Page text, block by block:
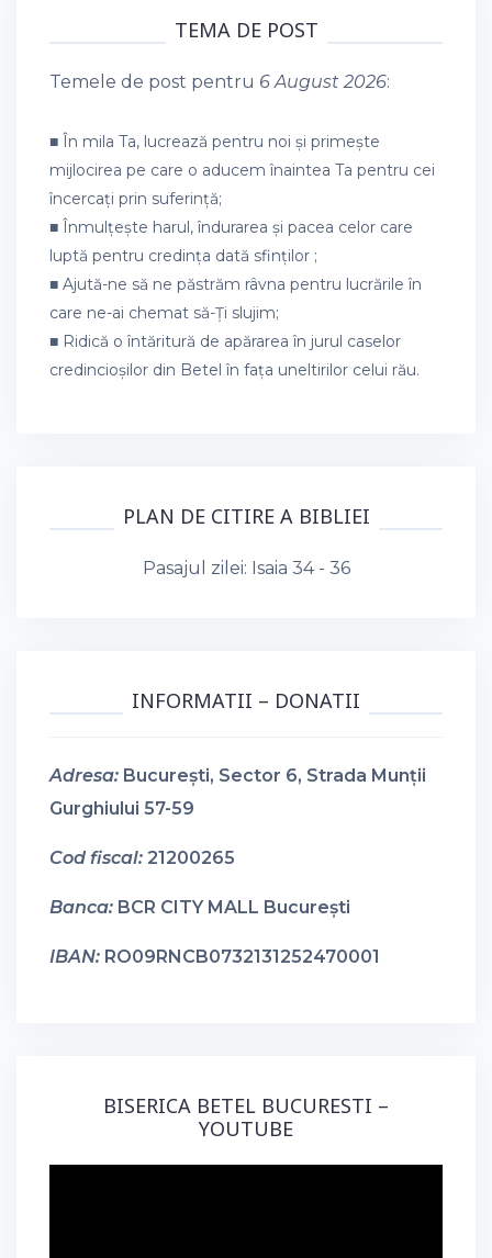
TEMA DE POST
Temele de post pentru 6 August 2026:
■ În mila Ta, lucrează pentru noi și primește
mijlocirea pe care o aducem înaintea Ta pentru cei
încercați prin suferință;
■ Înmulțește harul, îndurarea și pacea celor care
luptă pentru credința dată sfinților ;
■ Ajută-ne să ne păstrăm râvna pentru lucrările în
care ne-ai chemat să-Ți slujim;
■ Ridică o întăritură de apărarea în jurul caselor
credincioșilor din Betel în fața uneltirilor celui rău.
PLAN DE CITIRE A BIBLIEI
Pasajul zilei: Isaia 34 - 36
INFORMATII – DONATII
Adresa: București, Sector 6, Strada Munții
Gurghiului 57-59
Cod fiscal: 21200265
Banca: BCR CITY MALL București
IBAN: RO09RNCB0732131252470001
BISERICA BETEL BUCURESTI –
YOUTUBE